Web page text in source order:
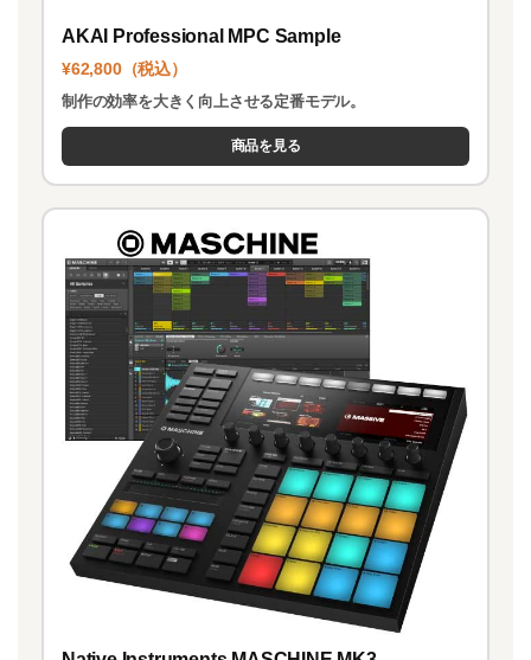
AKAI Professional MPC Sample
¥62,800（税込）
制作の効率を大きく向上させる定番モデル。
商品を見る